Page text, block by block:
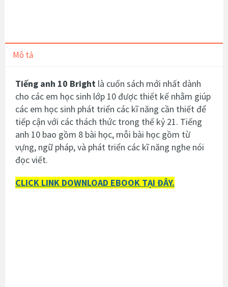
Mô tả
Tiếng anh 10 Bright là cuốn sách mới nhất dành
cho các em học sinh lớp 10 được thiết kế nhằm giúp
các em học sinh phát triển các kĩ năng cần thiết để
tiếp cận với các thách thức trong thế kỷ 21. Tiếng
anh 10 bao gồm 8 bài học, mỗi bài học gồm từ
vựng, ngữ pháp, và phát triển các kĩ năng nghe nói
đọc viết.
CLICK LINK DOWNLOAD EBOOK TẠI ĐÂY.